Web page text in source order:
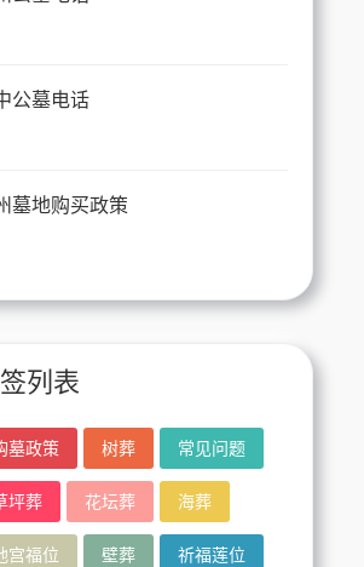
公墓电话
墓地购买政策
列表
墓政策 树葬 常见问题
坪葬 花坛葬 海葬
宫福位 壁葬 祈福莲位